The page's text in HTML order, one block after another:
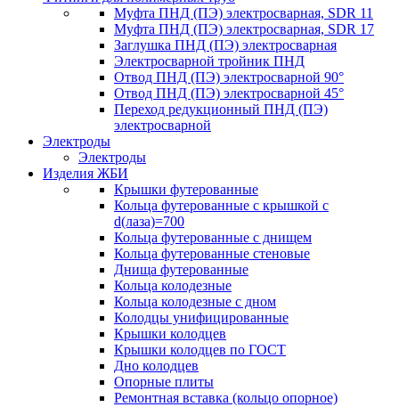
Муфта ПНД (ПЭ) электросварная, SDR 11
Муфта ПНД (ПЭ) электросварная, SDR 17
Заглушка ПНД (ПЭ) электросварная
Электросварной тройник ПНД
Отвод ПНД (ПЭ) электросварной 90°
Отвод ПНД (ПЭ) электросварной 45°
Переход редукционный ПНД (ПЭ)
электросварной
Электроды
Электроды
Изделия ЖБИ
Крышки футерованные
Кольца футерованные с крышкой с
d(лаза)=700
Кольца футерованные с днищем
Кольца футерованные стеновые
Днища футерованные
Кольца колодезные
Кольца колодезные с дном
Колодцы унифицированные
Крышки колодцев
Крышки колодцев по ГОСТ
Дно колодцев
Опорные плиты
Ремонтная вставка (кольцо опорное)